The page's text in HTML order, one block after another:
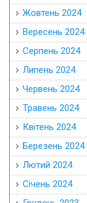
Жовтень 2024
Вересень 2024
Серпень 2024
Липень 2024
Червень 2024
Травень 2024
Квітень 2024
Березень 2024
Лютий 2024
Січень 2024